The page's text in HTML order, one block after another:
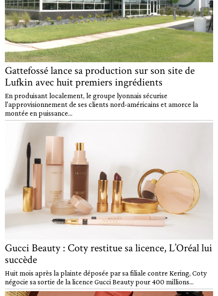
Gattefossé lance sa production sur son site de
Lufkin avec huit premiers ingrédients
En produisant localement, le groupe lyonnais sécurise
l'approvisionnement de ses clients nord-américains et amorce la
montée en puissance...
Gucci Beauty : Coty restitue sa licence, L’Oréal lui
succède
Huit mois après la plainte déposée par sa filiale contre Kering, Coty
négocie sa sortie de la licence Gucci Beauty pour 400 millions...